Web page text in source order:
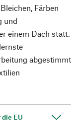
Färben
und
einem Dach statt.
abgestimmt
EU